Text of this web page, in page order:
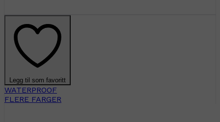
Legg til som favoritt
WATERPROOF
FLERE FARGER